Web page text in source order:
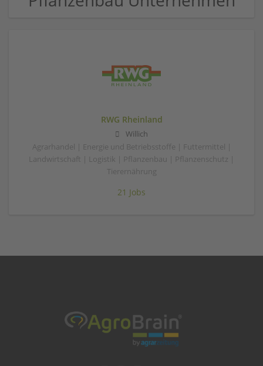
RWG Rheinland
Willich
Agrarhandel | Energie und Betriebsstoffe | Futtermittel |
Landwirtschaft | Logistik | Pflanzenbau | Pflanzenschutz |
Tierernährung
21 Jobs